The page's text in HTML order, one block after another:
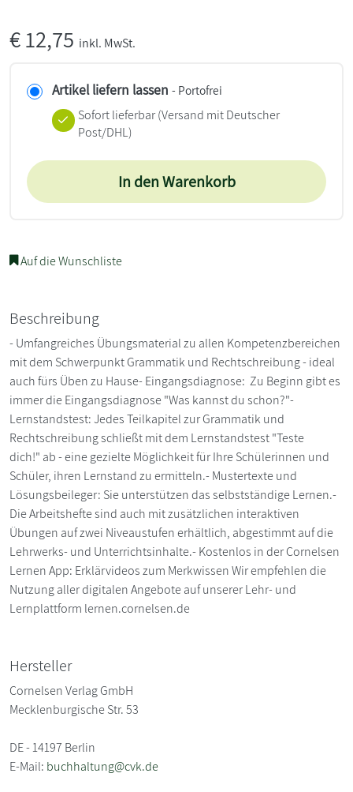
€12,75 inkl. MwSt.
Artikel liefern lassen - Portofrei
Sofort lieferbar(Versand mit Deutscher
Post/DHL)
In den Warenkorb
Auf die Wunschliste
Beschreibung
- Umfangreiches Übungsmaterial zu allen Kompetenzbereichen
mit dem Schwerpunkt Grammatik und Rechtschreibung - ideal
auch fürs Üben zu Hause- Eingangsdiagnose: Zu Beginn gibt es
immer die Eingangsdiagnose "Was kannst du schon?"-
Lernstandstest: Jedes Teilkapitel zur Grammatik und
Rechtschreibung schließt mit dem Lernstandstest "Teste
dich!" ab - eine gezielte Möglichkeit für Ihre Schülerinnen und
Schüler, ihren Lernstand zu ermitteln.- Mustertexte und
Lösungsbeileger: Sie unterstützen das selbstständige Lernen.-
Die Arbeitshefte sind auch mit zusätzlichen interaktiven
Übungen auf zwei Niveaustufen erhältlich, abgestimmt auf die
Lehrwerks- und Unterrichtsinhalte.- Kostenlos in der Cornelsen
Lernen App: Erklärvideos zum Merkwissen Wir empfehlen die
Nutzung aller digitalen Angebote auf unserer Lehr- und
Lernplattform lernen.cornelsen.de
Hersteller
Cornelsen Verlag GmbH
Mecklenburgische Str. 53
DE - 14197 Berlin
E-Mail: buchhaltung@cvk.de